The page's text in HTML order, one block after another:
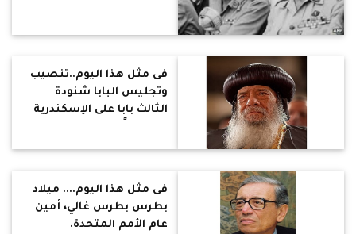
فى مثل هذا اليوم..تنصيب
وتجليس البابا شنودة
الثالث بابا على الإسكندرية
فى مثل هذا اليوم.... ميلاد
بطرس بطرس غالي، أمين
عام الأمم المتحدة.